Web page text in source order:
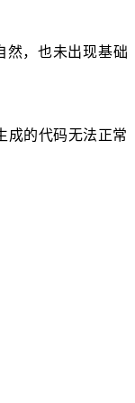
然，也未出现基础
成的代码无法正常